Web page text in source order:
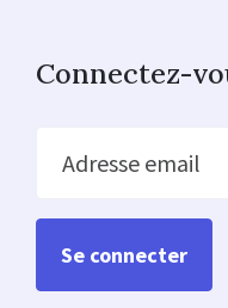
Connectez-
Adresse email